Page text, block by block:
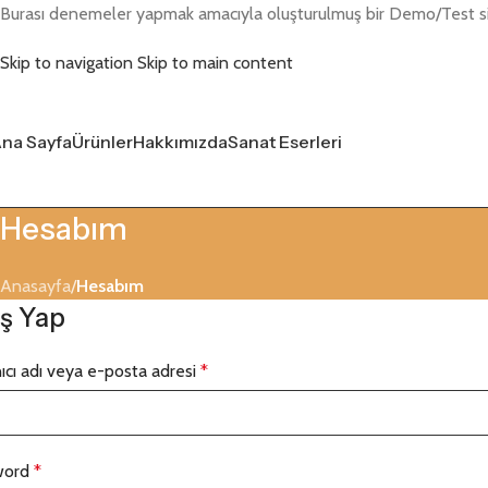
Burası denemeler yapmak amacıyla oluşturulmuş bir Demo/Test
Skip to navigation Skip to main content
SayfaÜrünlerHakkımızdaSanat Eserleri
Hesabım
Anasayfa/Hesabım
Yap
adı veya e-posta adresi *
*